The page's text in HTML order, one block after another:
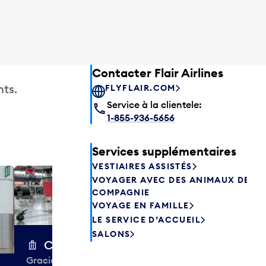
Chariots à bagages
Gracieuseté de la CIBC,
Excess
quelques
Contacter Flair Airlines
FLYFLAIR.COM
Service à la clientele:
1-855-936-5656
Services supplémentaires
VESTIAIRES ASSISTÉS
VOYAGER AVEC DES ANIMAUX DE
COMPAGNIE
VOYAGE EN FAMILLE
LE SERVICE D’ACCUEIL
SALONS